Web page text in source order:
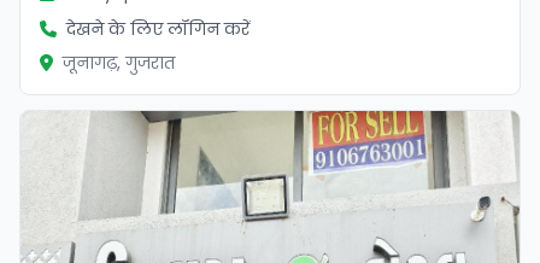
देखने के लिए लॉगिन करें
जूनागढ़, गुजरात